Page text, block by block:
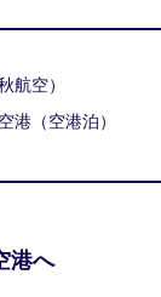
航空）
港（空港泊）
港へ